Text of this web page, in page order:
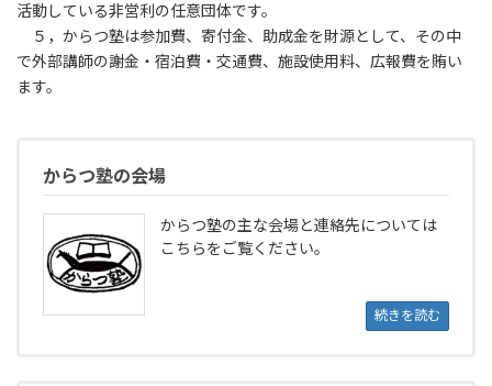
活動している非営利の任意団体です。
５，からつ塾は参加費、寄付金、助成金を財源として、その中
で外部講師の謝金・宿泊費・交通費、施設使用料、広報費を賄い
ます。
からつ塾の会場
からつ塾の主な会場と連絡先については
こちらをご覧ください。
続きを読む